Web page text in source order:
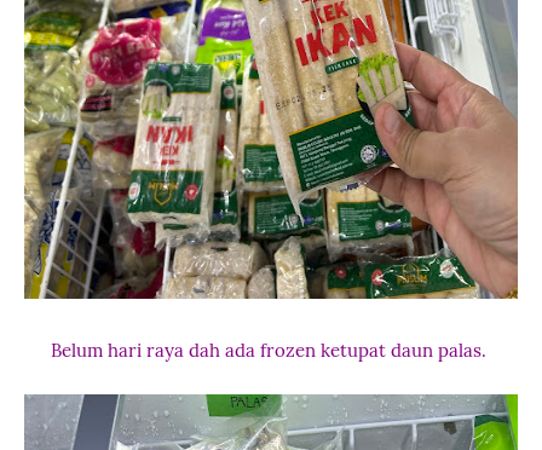
Belum hari raya dah ada frozen ketupat daun palas.